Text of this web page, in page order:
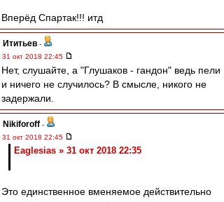
Вперёд Спартак!!! итд
Ититьев -
31 окт 2018 22:45
Нет, слушайте, а "Глушаков - гандон" ведь пели
и ничего не случилось? В смысле, никого не
задержали.
Nikiforoff -
31 окт 2018 22:45
Eaglesias » 31 окт 2018 22:35
Это единственное вменяемое действительно